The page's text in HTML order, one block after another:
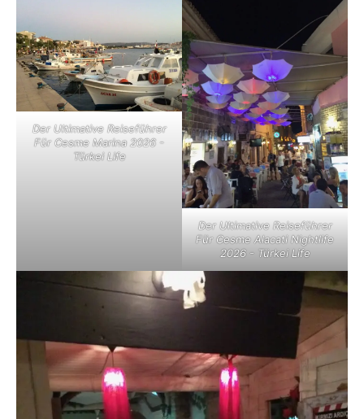
Der Ultimative Reiseführer
Für Cesme Marina 2026 -
Türkei Life
Der Ultimative Reiseführer
Für Cesme Alacati Nightlife
2026 - Türkei Life